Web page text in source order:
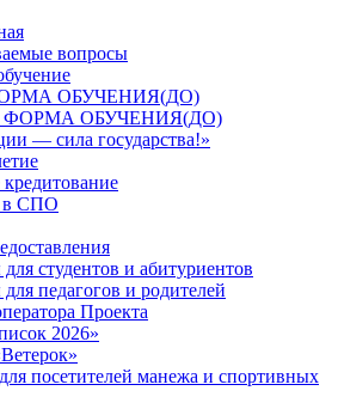
вопросы
ОБУЧЕНИЯ(ДО)
ФОРМА ОБУЧЕНИЯ(ДО)
— сила государства!»
в СПО
студентов и абитуриентов
педагогов и родителей
Проекта
2026»
посетителей манежа и спортивных